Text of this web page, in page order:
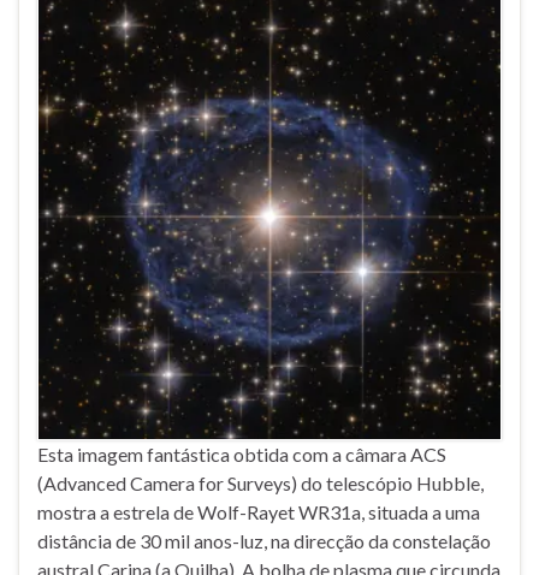
Esta imagem fantástica obtida com a câmara ACS
(Advanced Camera for Surveys) do telescópio Hubble,
mostra a estrela de Wolf-Rayet WR31a, situada a uma
distância de 30 mil anos-luz, na direcção da constelação
austral Carina (a Quilha). A bolha de plasma que circunda